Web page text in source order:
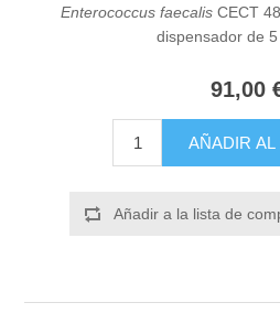
Enterococcus faecalisCECT
dispensador de
91,00
AÑADIR AL
Añadir a la lista de